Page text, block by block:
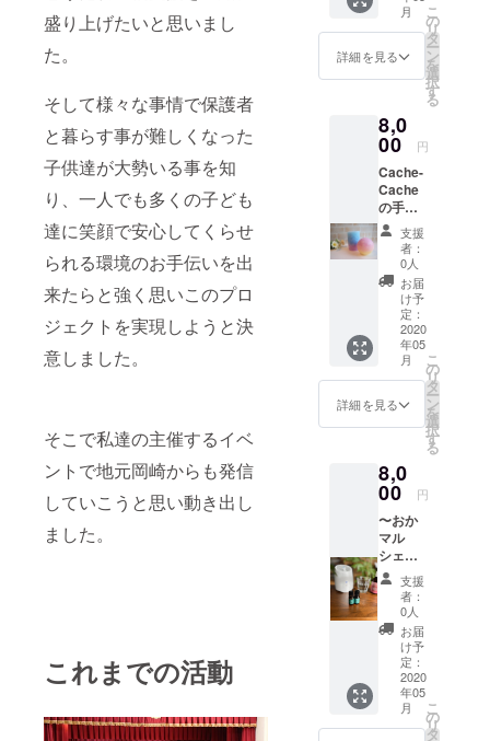
盛り上げたいと思いまし
た。
そして様々な事情で保護者
と暮らす事が難しくなった
子供達が大勢いる事を知
り、一人でも多くの子ども
達に笑顔で安心してくらせ
られる環境のお手伝いを出
来たらと強く思いこのプロ
ジェクトを実現しようと決
意しました。
そこで私達の主催するイベ
ントで地元岡崎からも発信
していこうと思い動き出し
ました。
これまでの活動
ドルを
吹き消
「キャ
ンドル
に使っ
て頂
き、こ
れから
の赤
ちゃん
の成長
に願い
を込め
られて
も素敵
です。
キャン
ドルに
は天使
てい
て、願
ら灯り
を吹き
消す
と、天
使がそ
の願い
を叶え
てくれ
ると信
じられ
ていま
す。 誕
生日で
ケーキ
のロウ
者の方
と調整
して決
での交
通費は
担とな
りま
す。
※有効期
限につ
いて
（2020
年5月〜
2020年
12月）
ので、
しっか
り閉ま
のタン
ブラー
を持ち
歩いて
ちょっ
とオ
シャレ
ちょっ
とエコ
に！ 内
容量
250cc
備考欄
に必ず
・イニ
シャル
きな花
もしく
ルーツ
(ご希望
に添え
ない場
合もあ
りま
す。 を
ご記入
くださ
い。 ○
郵送で
お届け
ンドル1
つ、梱
包され
たグラ
デー
キャン
ドルと
球体
キャン
ドル2つ
＆心を
込めて
作成し
たお礼
のメー
ルをお
送りし
ます】
※キャン
ドルナ
イトで
灯す
えてし
まわな
い様に
ランタ
ン状に
した状
態での
お渡し
となり
ます。
グラ
デー
ション
キャン
ドルサ
イズ:7.5
月
詳細を見る
こ
の
リ
タ
ー
ン
を
選
択
す
る
8,0
00 円
Cache-
Cache
の手作
りキャ
ンドル⭐︎
【梱包
された
グラ
デー
ション
キャン
ドルと
球体
キャン
ドル2つ
を郵送
け＆心
を込め
て作成
したお
礼の
メール
をお送
りしま
す】 イ
ンテリ
アとし
ても、
灯して
も癒さ
れる
キャン
支援
者：
0人
お届
け予
定：
2020
年05
月
詳細を見る
こ
の
リ
タ
ー
ン
を
選
択
す
る
8,0
00 円
〜おか
マル
シェ出
店者さ
まよ
り〜
NOYAU
【岡崎
市内の
教室で
アロマ
スプ
レー＆
支援
者：
0人
お届
け予
定：
2020
年05
月
こ
の
リ
タ